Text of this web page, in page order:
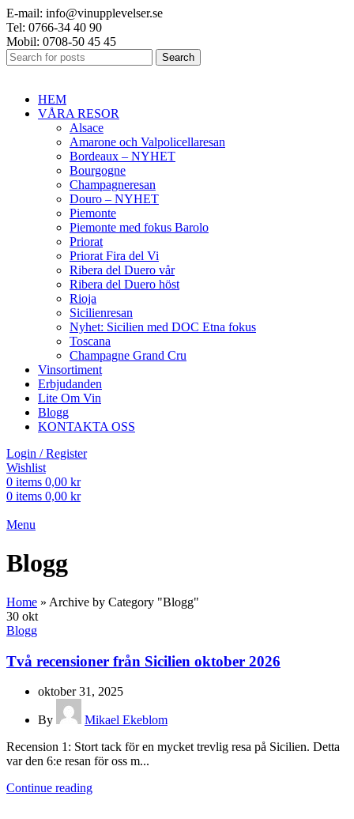
E-mail: info@vinupplevelser.se
Tel: 0766-34 40 90
Mobil: 0708-50 45 45
Search
HEM
VÅRA RESOR
Alsace
Amarone och Valpolicellaresan
Bordeaux – NYHET
Bourgogne
Champagneresan
Douro – NYHET
Piemonte
Piemonte med fokus Barolo
Priorat
Priorat Fira del Vi
Ribera del Duero vår
Ribera del Duero höst
Rioja
Sicilienresan
Nyhet: Sicilien med DOC Etna fokus
Toscana
Champagne Grand Cru
Vinsortiment
Erbjudanden
Lite Om Vin
Blogg
KONTAKTA OSS
Login / Register
Wishlist
0 items 0,00 kr
0 items 0,00 kr
Menu
Blogg
Home » Archive by Category "Blogg"
30 okt
Blogg
Två recensioner från Sicilien oktober 2026
oktober 31, 2025
By
Mikael Ekeblom
Recension 1: Stort tack för en mycket trevlig resa på Sicilien. Detta
var den 6:e resan för oss m...
Continue reading